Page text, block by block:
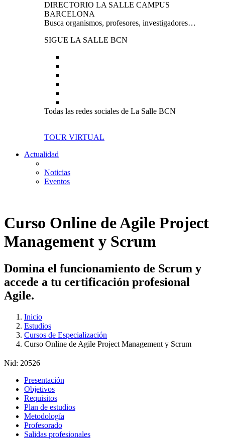
DIRECTORIO LA SALLE CAMPUS
BARCELONA
Busca organismos, profesores, investigadores…
SIGUE LA SALLE BCN
Todas las redes sociales de La Salle BCN
TOUR VIRTUAL
Actualidad
Noticias
Eventos
Curso Online de Agile Project
Management y Scrum
Domina el funcionamiento de Scrum y
accede a tu certificación profesional
Agile.
Inicio
Estudios
Cursos de Especialización
Curso Online de Agile Project Management y Scrum
Nid: 20526
Presentación
Objetivos
Requisitos
Plan de estudios
Metodología
Profesorado
Salidas profesionales